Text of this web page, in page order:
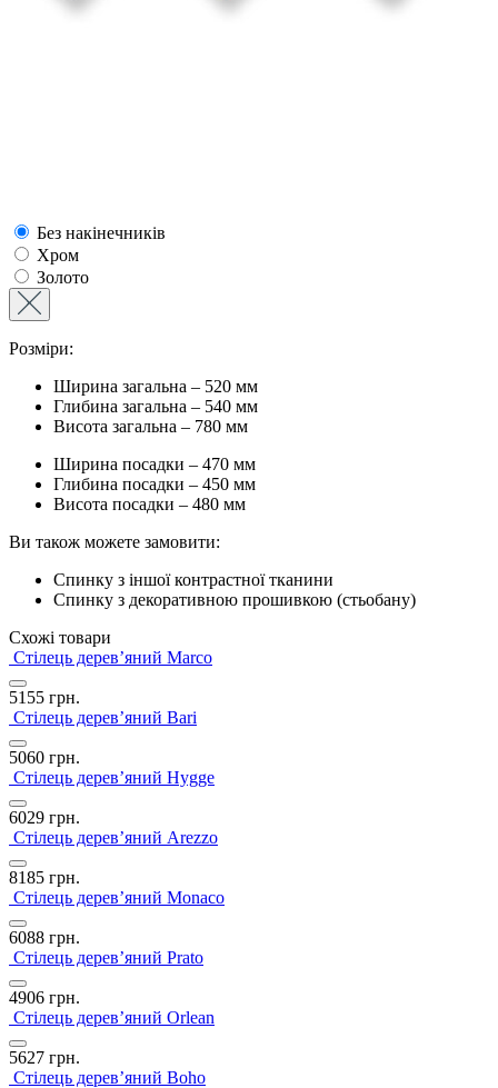
Без накінечників
Хром
Золото
Розміри:
Ширина загальна – 520 мм
Глибина загальна – 540 мм
Висота загальна – 780 мм
Ширина посадки – 470 мм
Глибина посадки – 450 мм
Висота посадки – 480 мм
Ви також можете замовити:
Спинку з іншої контрастної тканини
Спинку з декоративною прошивкою (стьобану)
Схожі товари
Стілець дерев’яний Marco
5155 грн.
Стілець дерев’яний Bari
5060 грн.
Стілець дерев’яний Hygge
6029 грн.
Стілець дерев’яний Arezzo
8185 грн.
Стілець дерев’яний Monaco
6088 грн.
Стілець дерев’яний Prato
4906 грн.
Стілець дерев’яний Orlean
5627 грн.
Стілець дерев’яний Boho